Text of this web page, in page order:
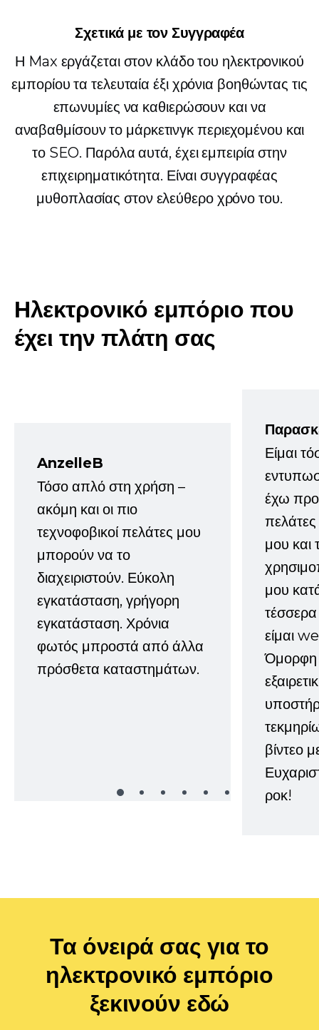
Σχετικά με τον Συγγραφέα
Η Max εργάζεται στον κλάδο του ηλεκτρονικού
εμπορίου τα τελευταία έξι χρόνια βοηθώντας τις
επωνυμίες να καθιερώσουν και να
αναβαθμίσουν το μάρκετινγκ περιεχομένου και
το SEO. Παρόλα αυτά, έχει εμπειρία στην
επιχειρηματικότητα. Είναι συγγραφέας
μυθοπλασίας στον ελεύθερο χρόνο του.
Ηλεκτρονικό εμπόριο που
έχει την πλάτη σας
AnzelleB
Τόσο απλό στη χρήση –
ακόμη και οι πιο
τεχνοφοβικοί πελάτες μου
μπορούν να το
διαχειριστούν. Εύκολη
εγκατάσταση, γρήγορη
εγκατάσταση. Χρόνια
φωτός μπροστά από άλλα
πρόσθετα καταστημάτων.
Είμαι
έχω
μου και
μου
είμαι
Όμορφη
βίντεο
ροκ!
Τα όνειρά σας για το
ηλεκτρονικό εμπόριο
ξεκινούν εδώ